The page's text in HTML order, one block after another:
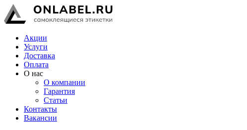
Акции
Услуги
Доставка
Оплата
О нас
О компании
Гарантия
Статьи
Контакты
Вакансии